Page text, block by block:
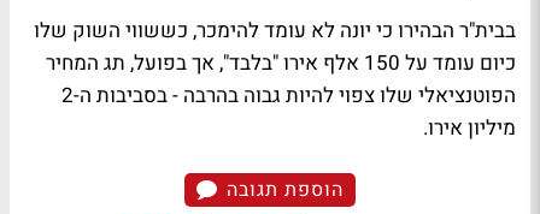
בבית"ר הבהירו כי יונה לא עומד להימכר, כששווי השוק שלו
כיום עומד על 150 אלף אירו "בלבד", אך בפועל, תג המחיר
הפוטנציאלי שלו צפוי להיות גבוה בהרבה - בסביבות ה-2
מיליון אירו.
הוספת תגובה